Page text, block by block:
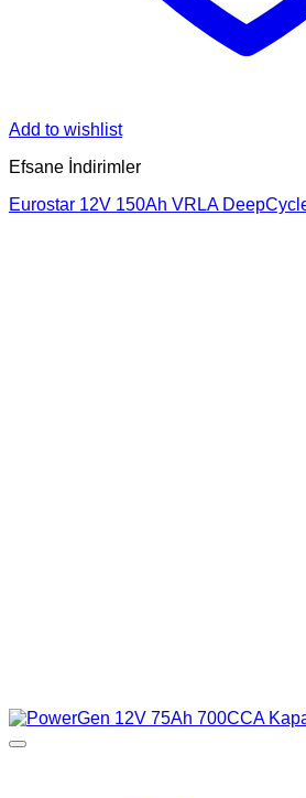
Add to wishlist
Efsane İndirimler
Eurostar 12V 150Ah VRLA